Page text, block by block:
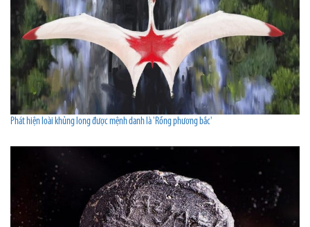
Phát hiện loài khủng long được mệnh danh là 'Rồng phương bắc'